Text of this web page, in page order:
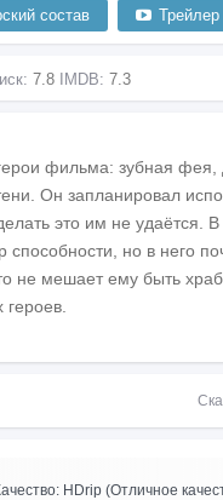
состав Трейлер
7.8IMDB: 7.3
фильма: зубная фея,
Он запланировал
это им не удаётся.
способности, но в него
не мешает ему быть
героев.
HDrip (Отличное